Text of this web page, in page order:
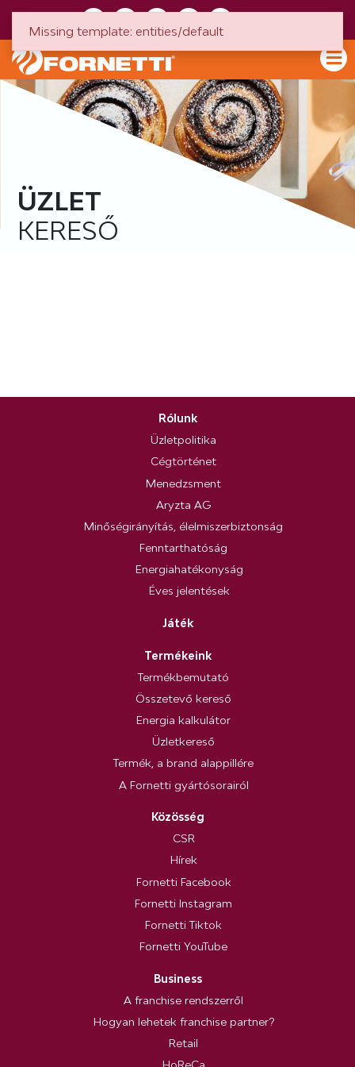
ÜZLET
KERESŐ
Rólunk
Üzletpolitika
Cégtörténet
Menedzsment
Aryzta AG
Minőségirányítás, élelmiszerbiztonság
Fenntarthatóság
Energiahatékonyság
Éves jelentések
Játék
Termékeink
Termékbemutató
Összetevő kereső
Energia kalkulátor
Üzletkereső
Termék, a brand alappillére
A Fornetti gyártósorairól
Közösség
CSR
Hírek
Fornetti Facebook
Fornetti Instagram
Fornetti Tiktok
Fornetti YouTube
Business
A franchise rendszerről
Hogyan lehetek franchise partner?
Retail
Missing template: entities/default